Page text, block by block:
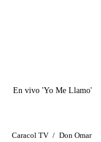
En vivo 'Yo Me Llamo'
Caracol TV / Don Omar